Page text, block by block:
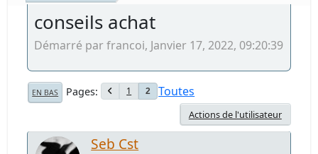
conseils achat
Démarré par francoi, Janvier 17, 2022, 09:20:39
EN BAS Pages 1 2 Toutes
Actions de l'utilisateur
Seb Cst